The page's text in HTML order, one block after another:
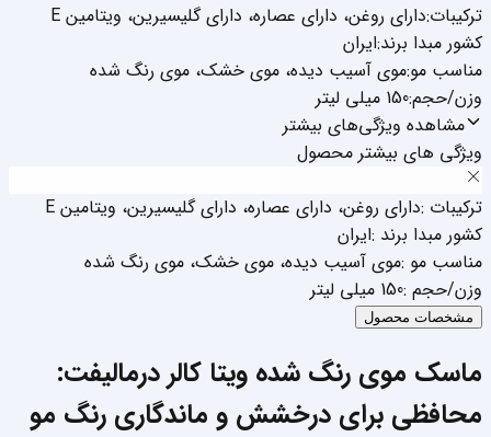
ترکیبات:دارای روغن، دارای عصاره، دارای گلیسیرین، ویتامین E
کشور مبدا برند:ایران
مناسب مو:موی آسیب دیده، موی خشک، موی رنگ شده
وزن/حجم:150 میلی لیتر
مشاهده ویژگی‌های بیشتر
ویژگی های بیشتر محصول
ترکیبات :دارای روغن، دارای عصاره، دارای گلیسیرین، ویتامین E
کشور مبدا برند :ایران
مناسب مو :موی آسیب دیده، موی خشک، موی رنگ شده
وزن/حجم :150 میلی لیتر
مشخصات محصول
ماسک موی رنگ شده ویتا کالر درمالیفت:
محافظی برای درخشش و ماندگاری رنگ مو